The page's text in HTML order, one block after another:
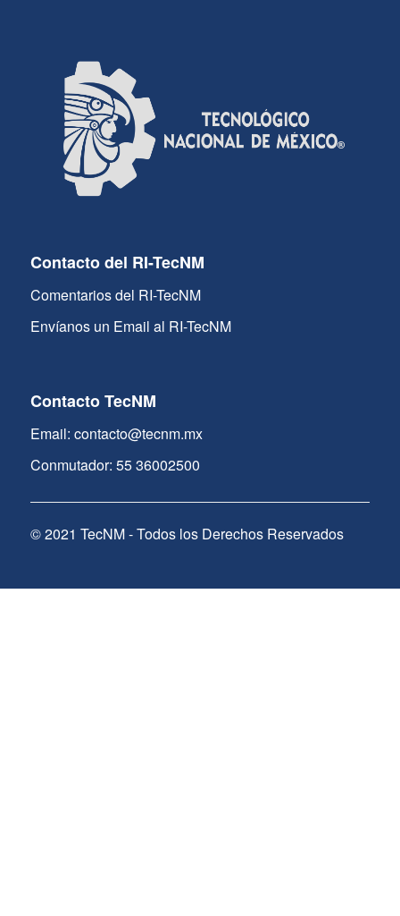
Contacto del RI-TecNM
Comentarios del RI-TecNM
Envíanos un Email al RI-TecNM
Contacto TecNM
Email: contacto@tecnm.mx
Conmutador: 55 36002500
© 2021 TecNM - Todos los Derechos Reservados